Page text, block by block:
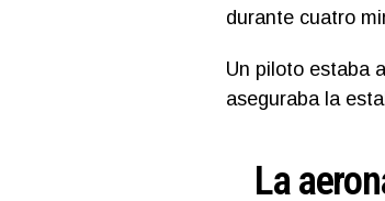
durante cuatro
Un piloto estaba
aseguraba la
La